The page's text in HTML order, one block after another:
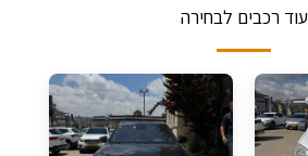
עוד רכבים לבחירה